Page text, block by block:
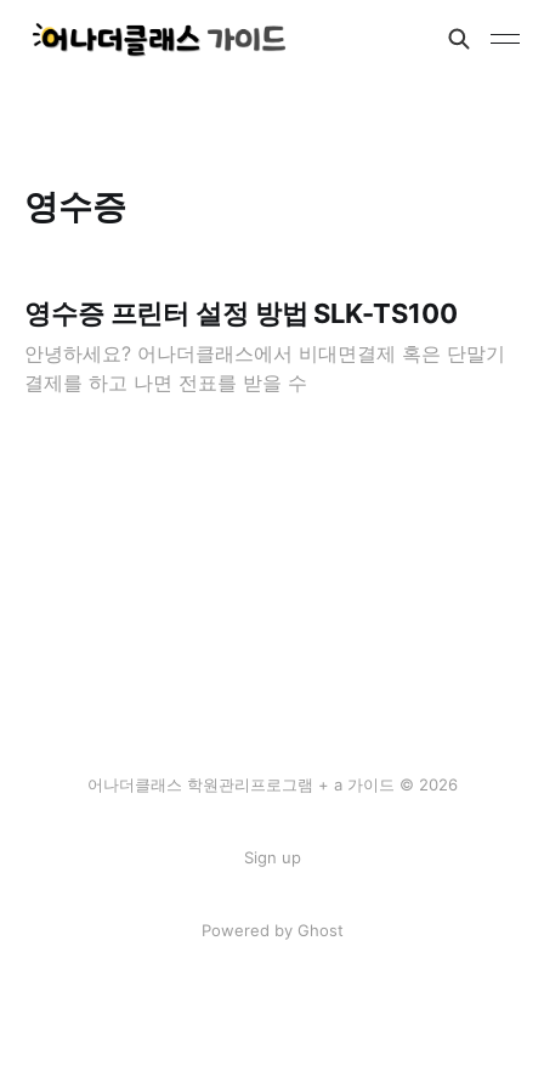
영수증
영수증 프린터 설정 방법 SLK-TS100
안녕하세요? 어나더클래스에서 비대면결제 혹은 단말기
결제를 하고 나면 전표를 받을 수
어나더클래스 학원관리프로그램 + a 가이드 © 2026
Sign up
Powered by Ghost